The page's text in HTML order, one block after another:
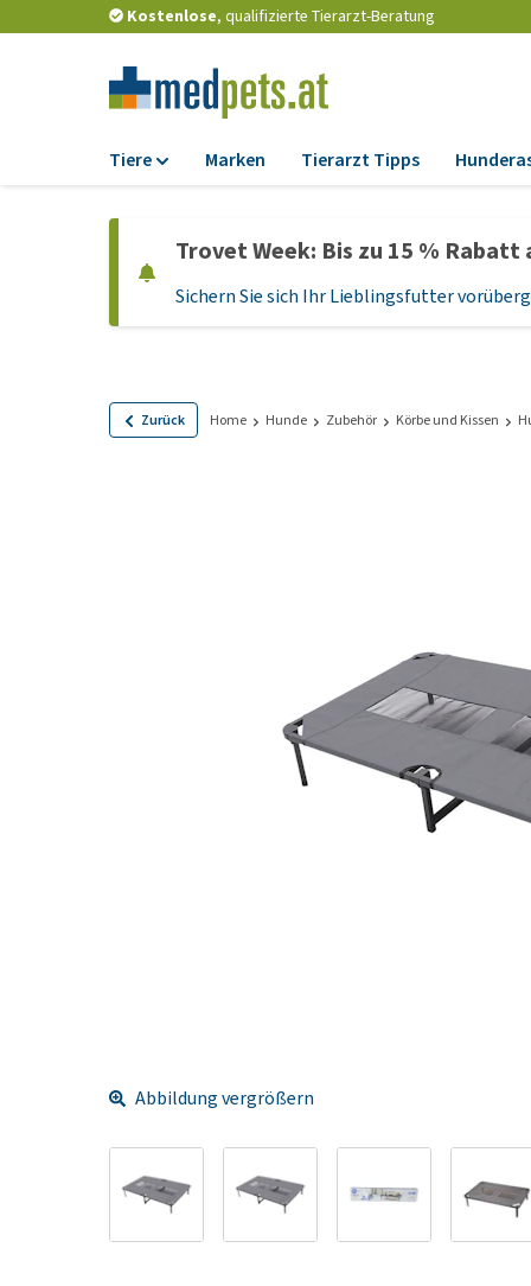
Kostenlose, qualifizierte Tierarzt-Beratung
Tiere
Trockenfutter
Nassfutter
Leckerlis
Marken Tierarzt Tipps
Trovet Week: Bis zu 15 %
Sichern Sie sich Ihr Lieblingsfutter
Zurück Home Hunde Zubehör Körbe und Kissen
Abbildung vergrößern